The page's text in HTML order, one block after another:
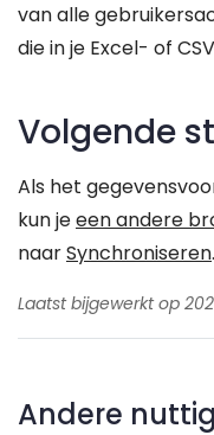
van alle
die in je Excel- of
Volgende
Als het
kun jeeen andere
naarSynchroniseren.
Laatst bijgewerkt op
Andere